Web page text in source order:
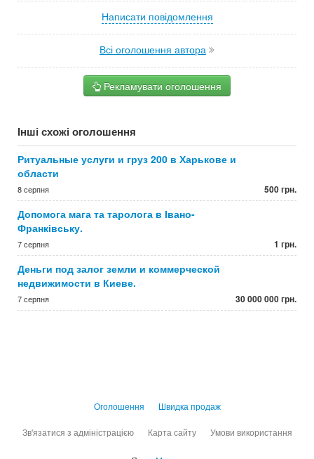
Написати повідомлення
Всі оголошення автора
Рекламувати оголошення
Інші схожі оголошення
Ритуальные услуги и груз 200 в Харькове и
области
8 серпня 500 грн.
Допомога мага та таролога в Івано-
Франківську.
7 серпня 1 грн.
Деньги под залог земли и коммерческой
недвижимости в Киеве.
7 серпня 30 000 000 грн.
Оголошення Швидка продаж
Зв'язатися з адміністрацією Карта сайту Умови використання